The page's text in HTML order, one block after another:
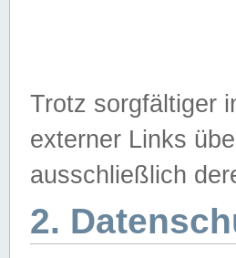
Trotz sorgfältiger
externer Links
ausschließlich
2.